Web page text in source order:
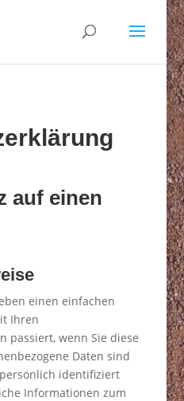
auf einen
einen einfachen
Ihren
passiert, wenn Sie diese
Daten sind
identifiziert
Informationen zum